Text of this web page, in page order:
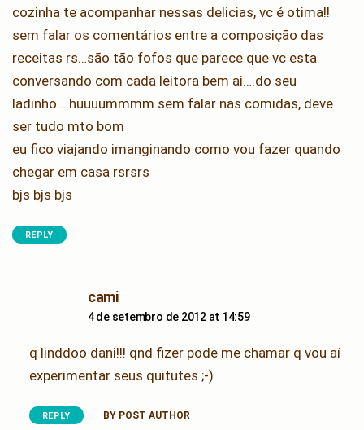
cozinha te acompanhar nessas delicias, vc é otima!!
sem falar os comentários entre a composição das
receitas rs…são tão fofos que parece que vc esta
conversando com cada leitora bem ai….do seu
ladinho… huuuummmm sem falar nas comidas, deve
ser tudo mto bom
eu fico viajando imanginando como vou fazer quando
chegar em casa rsrsrs
bjs bjs bjs
REPLY
camisays:
4 de setembro de 2012 at 14:59
q linddoo dani!!! qnd fizer pode me chamar q vou aí
experimentar seus quitutes ;-)
REPLY BY POST AUTHOR